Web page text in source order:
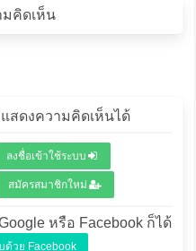
มคิดเห็น
สดงความคิดเห็นได้
ลงชื่อเข้าใช้ระบบ
สมัครสมาชิกใหม่
หรือ Facebook ก็ได้
ด้วย Facebook